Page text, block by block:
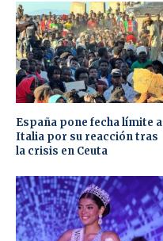
España pone fecha límite a
Italia por su reacción tras
la crisis en Ceuta